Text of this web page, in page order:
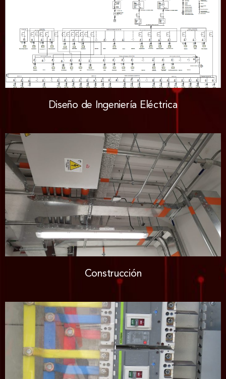
Diseño de Ingeniería Eléctrica
Construcción